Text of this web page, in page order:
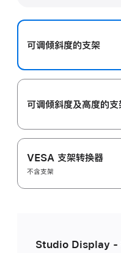
可调倾斜度的支架
可调倾斜度及高‍度的支‍
VESA 支架转换器
不含支架
Studio Display -